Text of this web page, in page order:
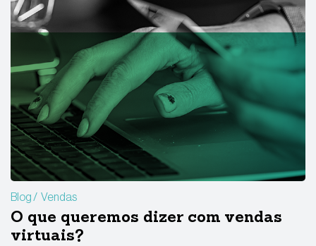
Blog Vendas
O que queremos dizer com vendas
virtuais?